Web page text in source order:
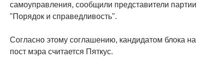
самоуправления, сообщили представители партии
"Порядок и справедливость".
Согласно этому соглашению, кандидатом блока на
пост мэра считается Пяткус.